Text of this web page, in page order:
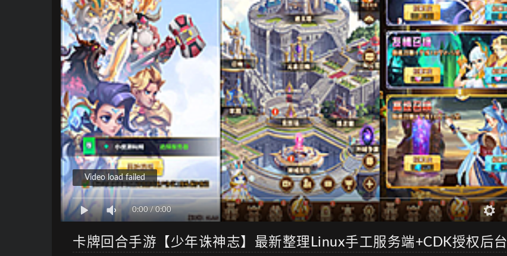
0:00 /0:00
Video load failed
卡牌回合手游【少年诛神志】最新整理Linux手工服务端+CDK授权后台